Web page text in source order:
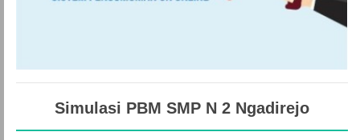
Simulasi PBM SMP N 2 Ngadirejo